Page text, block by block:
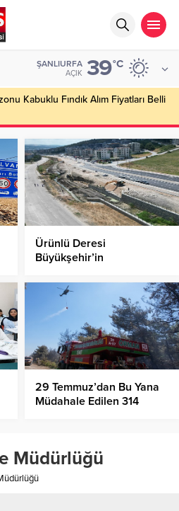
ŞANLIURFA
AÇIK 39°C
Kabuklu Fındık Alım Fiyatları Belli
Ürünlü Deresi
Büyükşehir’in
29 Temmuz’dan Bu Yana
Müdahale Edilen 314
Müdürlüğü